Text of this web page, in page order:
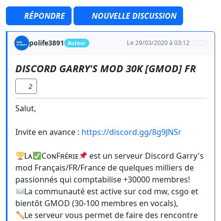
RÉPONDRE NOUVELLE DISCUSSION
polife3891 Auteur Le 29/03/2020 à 03:12
DISCORD GARRY'S MOD 30K [GMOD] FR
2
Salut,
Invite en avance : https://discord.gg/8g9JNSr
Lᴀ CᴏɴFʀᴇ́ʀɪᴇ
est un serveur Discord Garry's
mod Français/FR/France de quelques milliers de
passionnés qui comptabilise +30000 membres!
La communauté est active sur cod mw, csgo et
bientôt GMOD (30-100 membres en vocals),
Le serveur vous permet de faire des rencontre